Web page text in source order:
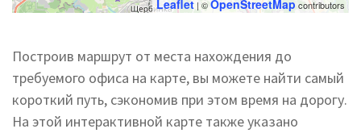
Leaflet | ©OpenStreetMap contributors
Построив маршрут от места нахождения до
требуемого офиса на карте, вы можете найти самый
короткий путь, сэкономив при этом время на дорогу.
На этой интерактивной карте также указано